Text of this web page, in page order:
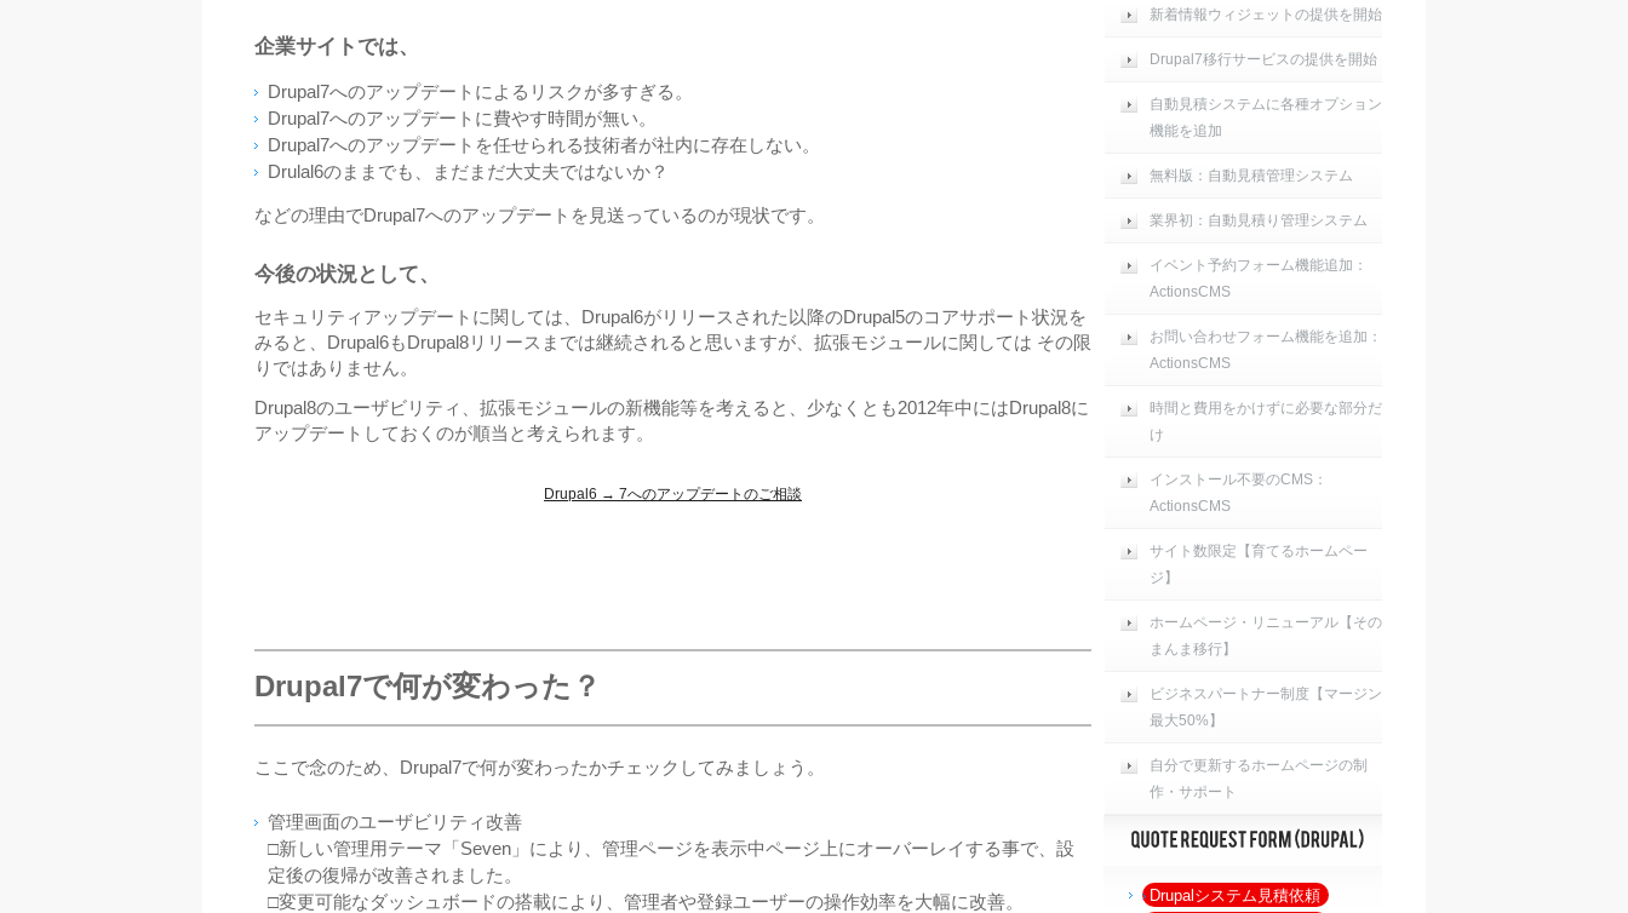
新着情報ウィジェットの提供を開始
Drupal7移行サービスの提供を開始
自動見積システムに各種オプション
機能を追加
無料版：自動見積管理システム
業界初：自動見積り管理システム
イベント予約フォーム機能追加：
ActionsCMS
お問い合わせフォーム機能を追加：
ActionsCMS
時間と費用をかけずに必要な部分だ
け
インストール不要のCMS：
ActionsCMS
サイト数限定【育てるホームペー
ジ】
ホームページ・リニューアル【その
まんま移行】
ビジネスパートナー制度【マージン
最大50%】
自分で更新するホームページの制
作・サポート
Drupalシステム見積依頼
企業サイトでは、
Drupal7へのアップデートによるリスクが多すぎる。
Drupal7へのアップデートに費やす時間が無い。
Drupal7へのアップデートを任せられる技術者が社内に存在しない。
Drulal6のままでも、まだまだ大丈夫ではないか？
などの理由でDrupal7へのアップデートを見送っているのが現状です。
今後の状況として、
セキュリティアップデートに関しては、Drupal6がリリースされた以降のDrupal5のコアサポート状況を
みると、Drupal6もDrupal8リリースまでは継続されると思いますが、拡張モジュールに関しては その限
りではありません。
Drupal8のユーザビリティ、拡張モジュールの新機能等を考えると、少なくとも2012年中にはDrupal8に
アップデートしておくのが順当と考えられます。
Drupal6 → 7へのアップデートのご相談
Drupal7で何が変わった？
ここで念のため、Drupal7で何が変わったかチェックしてみましょう。
管理画面のユーザビリティ改善
□新しい管理用テーマ「Seven」により、管理ページを表示中ページ上にオーバーレイする事で、設
定後の復帰が改善されました。
□変更可能なダッシュボードの搭載により、管理者や登録ユーザーの操作効率を大幅に改善。